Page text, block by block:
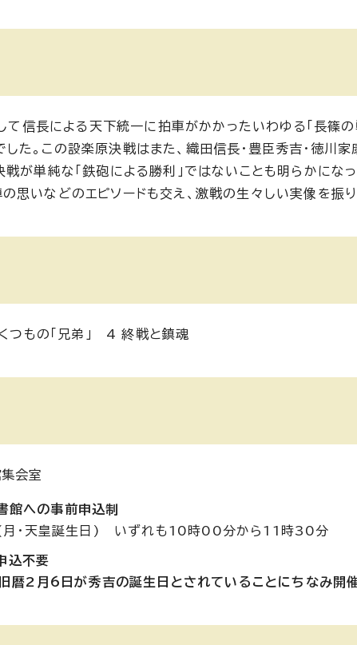
長による天下統一に拍車がかかったいわゆる「長篠の
。この設楽原決戦はまた、織田信長・豊臣秀吉・徳川
が単純な「鉄砲による勝利」ではないことも明らかにな
いなどのエピソードも交え、激戦の生々しい実像を振り
もの「兄弟」 4 終戦と鎮魂
会室
館への事前申込制
(月・天皇誕生日) いずれも10時00分から11時30分
込不要
旧暦2月6日が秀吉の誕生日とされていることにちなみ開催